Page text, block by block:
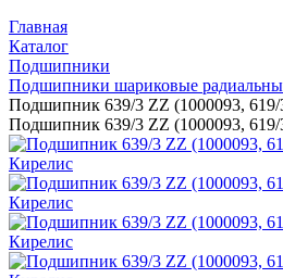
Главная
Каталог
Подшипники
Подшипники шариковые
Подшипник 639/3 ZZ (1000093,
Подшипник 639/3 ZZ (1000093,